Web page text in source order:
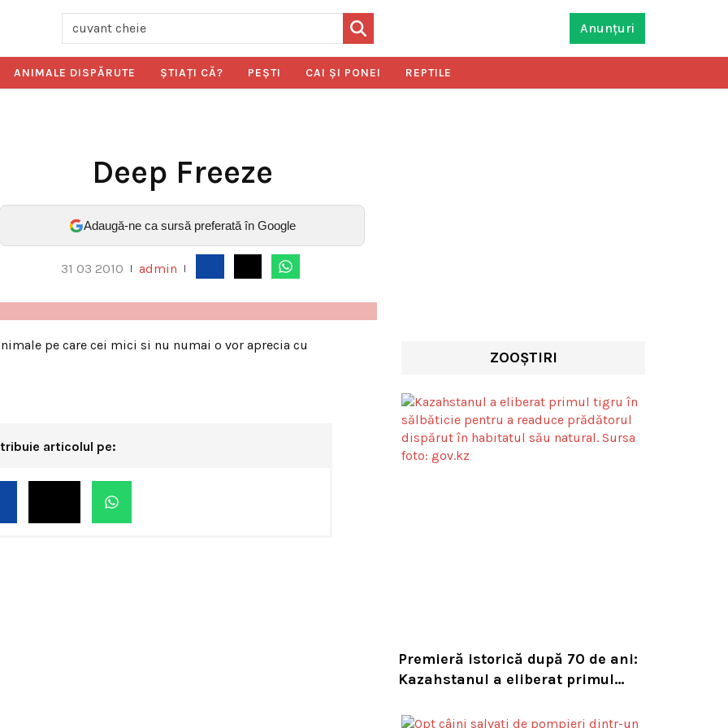
Anunțuri
ANIMALE DISPĂRUTE ŞTIAŢI CĂ? PEŞTI CAI ŞI PONEI REPTILE
Deep Freeze
Adaugă-ne ca sursă preferată în Google
31 03 2010 admin
pe care cei mici si nu numai o vor aprecia cu
articolul pe:
ZOOȘTIRI
Premieră istorică după 70 de ani:
Kazahstanul a eliberat primul
readuce prădătorul dispărut în